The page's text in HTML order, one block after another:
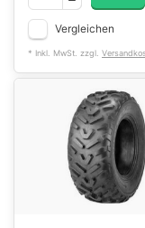
Vergleichen
* Inkl. MwSt. zzgl.